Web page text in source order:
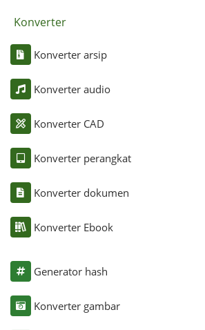
Konverter
Konverter arsip
Konverter audio
Konverter CAD
Konverter perangkat
Konverter dokumen
Konverter Ebook
Generator hash
Konverter gambar